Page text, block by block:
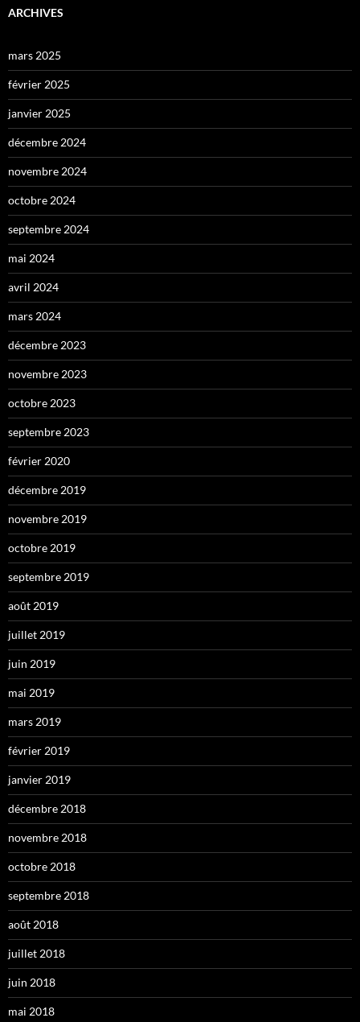
ARCHIVES
mars 2025
février 2025
janvier 2025
décembre 2024
novembre 2024
octobre 2024
septembre 2024
mai 2024
avril 2024
mars 2024
décembre 2023
novembre 2023
octobre 2023
septembre 2023
février 2020
décembre 2019
novembre 2019
octobre 2019
septembre 2019
août 2019
juillet 2019
juin 2019
mai 2019
mars 2019
février 2019
janvier 2019
décembre 2018
novembre 2018
octobre 2018
septembre 2018
août 2018
juillet 2018
juin 2018
mai 2018